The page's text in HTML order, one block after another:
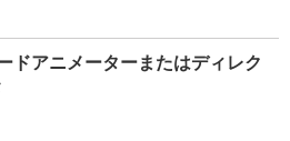
ドアニメーターまたはディレク